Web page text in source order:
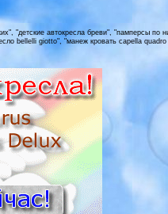
"детские автокресла бреви", "памперсы по
bellelli giotto", "манеж кровать capella